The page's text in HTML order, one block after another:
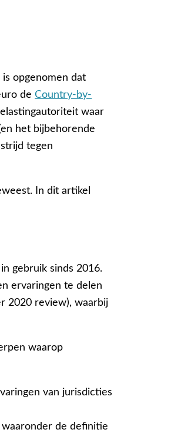
opgenomen dat
deCountry-by-
waar
het bijbehorende
tegen
In dit artikel
gebruik sinds 2016.
ervaringen te delen
2020 review), waarbij
waarop
van jurisdicties
de definitie